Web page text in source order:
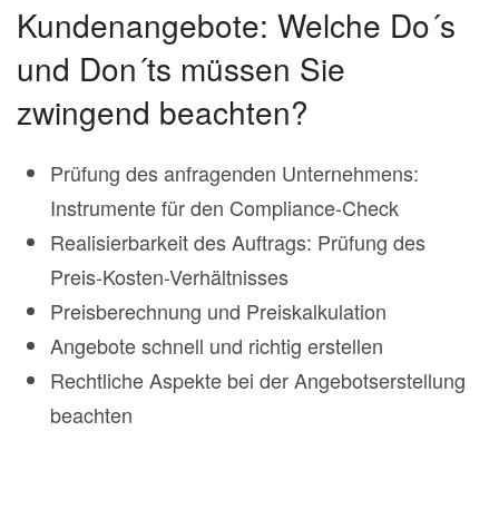
Kundenangebote: Welche Do´s
und Don´ts müssen Sie
zwingend beachten?
Prüfung des anfragenden Unternehmens:
Instrumente für den Compliance-Check
Realisierbarkeit des Auftrags: Prüfung des
Preis-Kosten-Verhältnisses
Preisberechnung und Preiskalkulation
Angebote schnell und richtig erstellen
Rechtliche Aspekte bei der Angebotserstellung
beachten